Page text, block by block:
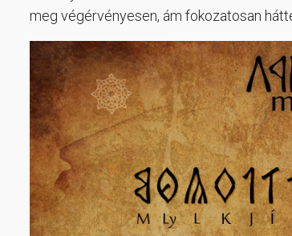
meg végérvényesen, ám fokozatosan